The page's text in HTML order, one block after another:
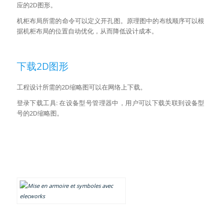
应的2D图形。
机柜布局所需的命令可以定义开孔图。原理图中的布线顺序可以根
据机柜布局的位置自动优化，从而降低设计成本。
下载2D图形
工程设计所需的2D缩略图可以在网络上下载。
登录下载工具: 在设备型号管理器中，用户可以下载关联到设备型
号的2D缩略图。